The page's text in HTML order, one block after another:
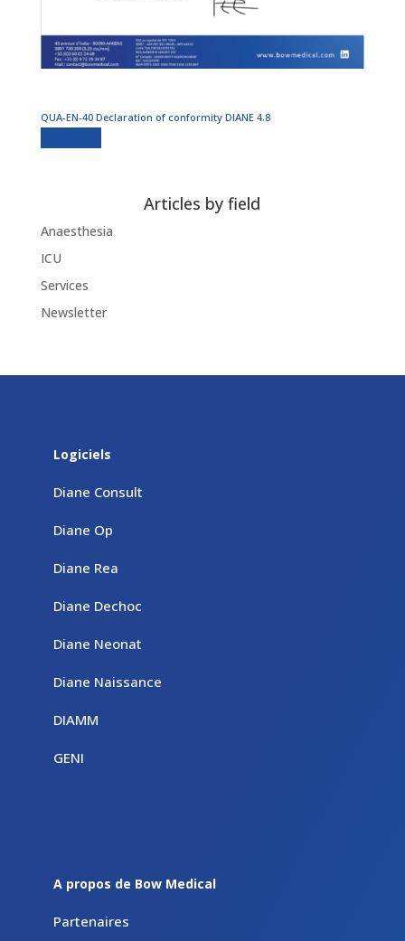
QUA-EN-40 Declaration of conformity DIANE 4.8
Articles by field
Anaesthesia
ICU
Services
Newsletter
Logiciels
Diane Consult
Diane Op
Diane Rea
Diane Dechoc
Diane Neonat
Diane Naissance
DIAMM
GENI
A propos de Bow Medical
Partenaires